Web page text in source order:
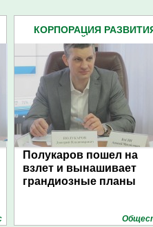
КОРПОРАЦИЯ
Полукаров пошел на
взлет и вынашивает
грандиозные планы